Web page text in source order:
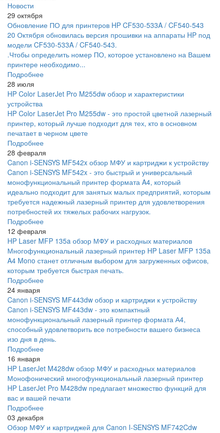
Новости
29 октября
Обновление ПО для принтеров HP CF530-533A / CF540-543
20 Октября обновилась версия прошивки на аппараты HP под
модели CF530-533A / CF540-543.
.Чтобы определить номер ПО, которое установлено на Вашем
принтере необходимо...
Подробнее
28 июля
HP Color LaserJet Pro M255dw обзор и характеристики
устройства
HP Color LaserJet Pro M255dw - это простой цветной лазерный
принтер, который лучше подходит для тех, кто в основном
печатает в черном цвете
Подробнее
28 февраля
Canon i-SENSYS MF542x обзор МФУ и картриджи к устройству
Canon i-SENSYS MF542x - это быстрый и универсальный
монофункциональный принтер формата A4, который
идеально подходит для занятых малых предприятий, которым
требуется надежный лазерный принтер для удовлетворения
потребностей их тяжелых рабочих нагрузок.
Подробнее
12 февраля
HP Laser MFP 135a обзор МФУ и расходных материалов
Многофункциональный лазерный принтер HP Laser MFP 135a
A4 Mono станет отличным выбором для загруженных офисов,
которым требуется быстрая печать.
Подробнее
24 января
Canon i-SENSYS MF443dw обзор и картриджи к устройству
Canon i-SENSYS MF443dw - это компактный
монофункциональный лазерный принтер формата А4,
способный удовлетворить все потребности вашего бизнеса
изо дня в день.
Подробнее
16 января
HP LaserJet M428dw обзор МФУ и расходных материалов
Монофонический многофункциональный лазерный принтер
HP LaserJet Pro M428dw предлагает множество функций для
вас и вашей печати
Подробнее
03 декабря
Обзор МФУ и картриджей для Canon I-SENSYS MF742Cdw